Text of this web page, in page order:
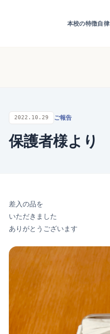
本校の特徴自
2022.10.29 ご報告
保護者様より
差入の品を
いただきました
ありがとうございます